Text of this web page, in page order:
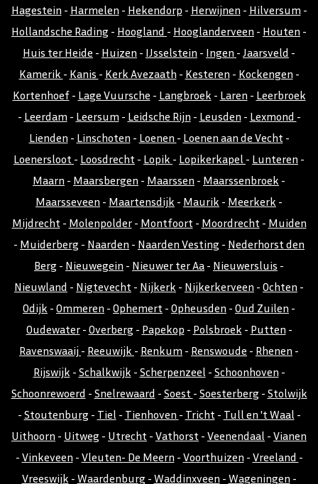
Hagestein - Harmelen - Hekendorp - Herwijnen - Hilversum -
Hollandsche Rading - Hoogland - Hooglanderveen - Houten -
Huis ter Heide - Huizen - IJsselstein - Ingen - Jaarsveld -
Kamerik - Kanis - Kerk Avezaath - Kesteren - Kockengen -
Kortenhoef- Lage Vuursche - Langbroek - Laren - Leerbroek
- Leerdam - Leersum - Leidsche Rijn - Leusden - Lexmond -
Lienden - Linschoten - Loenen - Loenen aan de Vecht-
Loenersloot - Loosdrecht - Lopik - Lopikerkapel - Lunteren -
Maarn - Maarsbergen - Maarssen - Maarssenbroek -
Maarsseveen - Maartensdijk - Maurik - Meerkerk -
Mijdrecht- Molenpolder- Montfoort- Moordrecht- Muiden
- Muiderberg - Naarden - Naarden Vesting - Nederhorst den
Berg - Nieuwegein - Nieuwer ter Aa - Nieuwersluis -
Nieuwland - Nigtevecht - Nijkerk - Nijkerkerveen - Ochten -
Odijk - Ommeren - Ophemert - Opheusden - Oud Zuilen -
Oudewater- Overberg - Papekop - Polsbroek - Putten -
Ravenswaaij - Reeuwijk - Renkum - Renswoude - Rhenen -
Rijswijk - Schalkwijk - Scherpenzeel - Schoonhoven -
Schoonrewoerd - Snelrewaard - Soest - Soesterberg - Stolwijk
- Stoutenburg - Tiel - Tienhoven - Tricht- Tull en 't Waal -
Uithoorn - Uitweg - Utrecht - Vathorst - Veenendaal - Vianen
- Vinkeveen - Vleuten- De Meern - Voorthuizen - Vreeland -
Vreeswijk - Waardenburg - Waddinxveen - Wageningen -